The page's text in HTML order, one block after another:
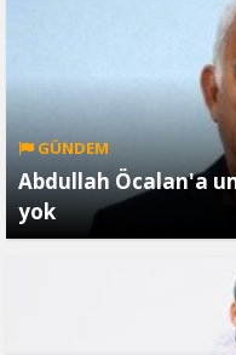
GÜNDEM
Abdullah Öcalan'a
yok